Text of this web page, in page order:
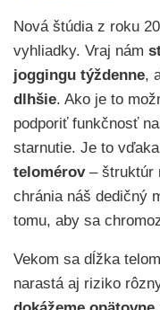
Nová štúdia z roku
vyhliadky. Vraj nám
joggingu týždenne,
dlhšie. Ako je to
podporiť funkčnosť
starnutie. Je to
telomérov– štruktúr
chránia náš dedičný
tomu, aby sa
Vekom sa dĺžka
narastá aj riziko